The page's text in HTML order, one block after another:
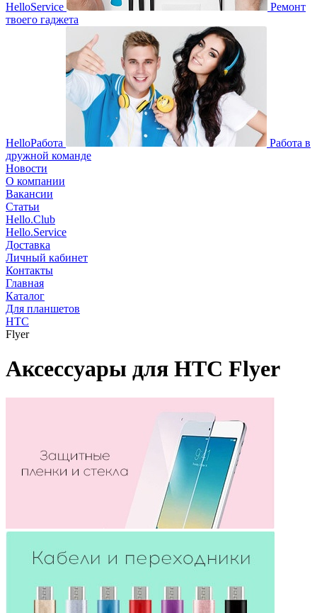
HelloService
Ремонт
твоего гаджета
HelloРабота
Работа в
дружной команде
Новости
О компании
Вакансии
Статьи
Hello.Club
Hello.Service
Доставка
Личный кабинет
Контакты
Главная
Каталог
Для планшетов
HTC
Flyer
Аксессуары для HTC Flyer